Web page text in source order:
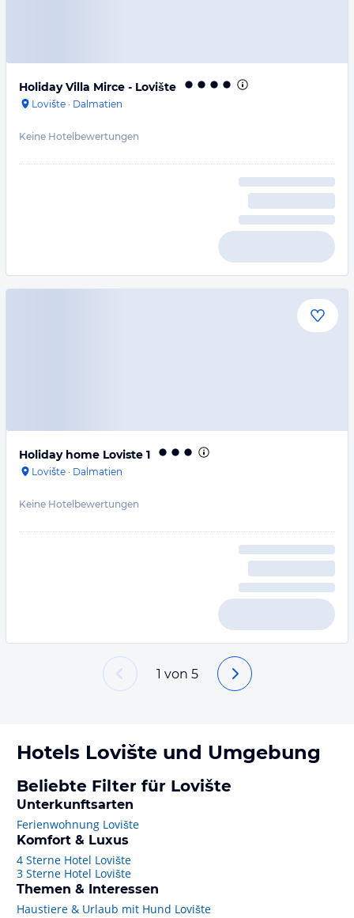
Holiday Villa Mirce - Lovište
Lovište · Dalmatien
Keine Hotelbewertungen
Holiday home Loviste 1
Lovište · Dalmatien
Keine Hotelbewertungen
1 von 5
Hotels Lovište und Umgebung
Beliebte Filter für Lovište
Unterkunftsarten
Ferienwohnung Lovište
Komfort & Luxus
4 Sterne Hotel Lovište
3 Sterne Hotel Lovište
Themen & Interessen
Haustiere & Urlaub mit Hund Lovište